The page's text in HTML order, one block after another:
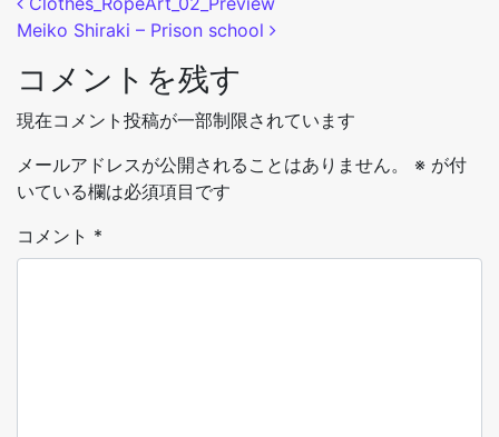
投稿ナビゲーション
Meiko Shiraki – Prison school
コメントを残す
現在コメント投稿が一部制限されています
メールアドレスが公開されることはありません。
※ が付
いている欄は必須項目です
コメント *